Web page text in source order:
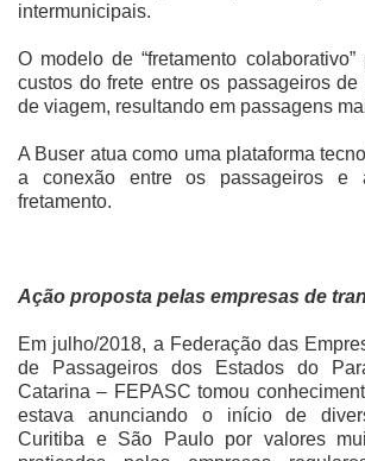
intermunicipais.
O modelo de “fretamento
custos do frete entre os passageiros de
de viagem, resultando em passagens
A Buser atua como uma plataforma
a conexão entre os passageiros e
fretamento.
Ação proposta pelas empresas de
Em julho/2018, a Federação das
de Passageiros dos Estados do
Catarina – FEPASC tomou
estava anunciando o início de
Curitiba e São Paulo por valores